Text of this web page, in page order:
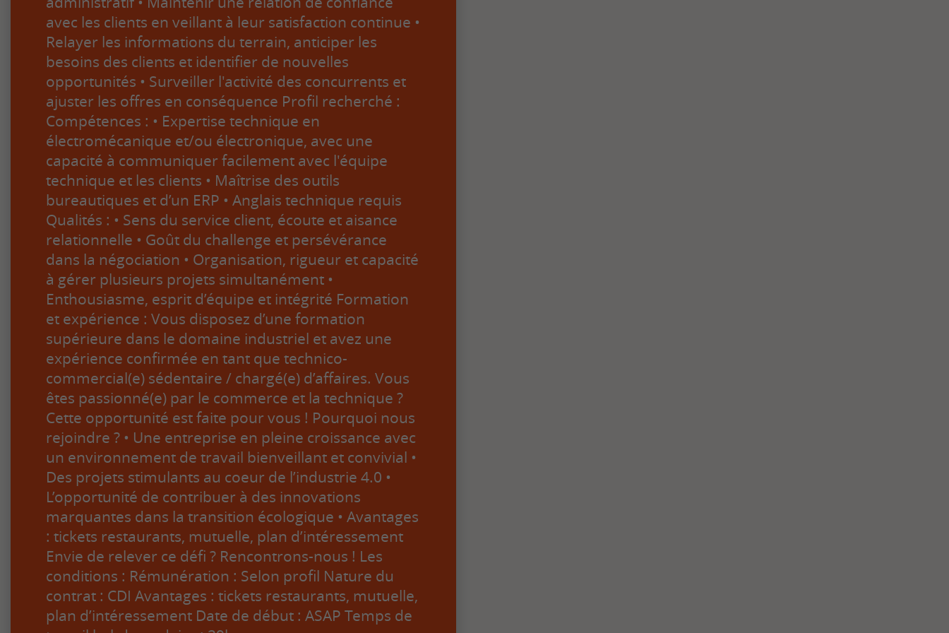
avec les clients en veillant à leur satisfaction continue •
Relayer les informations du terrain, anticiper les
besoins des clients et identifier de nouvelles
opportunités • Surveiller l'activité des concurrents et
ajuster les offres en conséquence Profil recherché :
Compétences : • Expertise technique en
électromécanique et/ou électronique, avec une
capacité à communiquer facilement avec l'équipe
technique et les clients • Maîtrise des outils
bureautiques et d’un ERP • Anglais technique requis
Qualités : • Sens du service client, écoute et aisance
relationnelle • Goût du challenge et persévérance
dans la négociation • Organisation, rigueur et capacité
à gérer plusieurs projets simultanément •
Enthousiasme, esprit d’équipe et intégrité Formation
et expérience : Vous disposez d’une formation
supérieure dans le domaine industriel et avez une
expérience confirmée en tant que technico-
commercial(e) sédentaire / chargé(e) d’affaires. Vous
êtes passionné(e) par le commerce et la technique ?
Cette opportunité est faite pour vous ! Pourquoi nous
rejoindre ? • Une entreprise en pleine croissance avec
un environnement de travail bienveillant et convivial •
Des projets stimulants au coeur de l’industrie 4.0 •
L’opportunité de contribuer à des innovations
marquantes dans la transition écologique • Avantages
: tickets restaurants, mutuelle, plan d’intéressement
Envie de relever ce défi ? Rencontrons-nous ! Les
conditions : Rémunération : Selon profil Nature du
contrat : CDI Avantages : tickets restaurants, mutuelle,
plan d’intéressement Date de début : ASAP Temps de